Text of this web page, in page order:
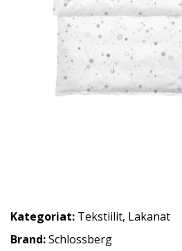
Kategoriat: Tekstiilit, Lakanat
Brand:Schlossberg